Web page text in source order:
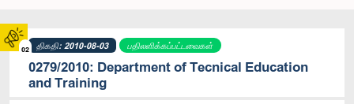
02 திகதி: 2010-08-03 பதிலளிக்கப்பட்டவைகள்
0279/2010: Department of Tecnical Education
and Training